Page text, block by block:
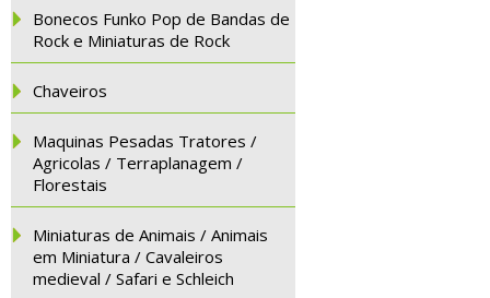
Bonecos Funko Pop de Bandas de
Rock e Miniaturas de Rock
Chaveiros
Maquinas Pesadas Tratores /
Agricolas / Terraplanagem /
Florestais
Miniaturas de Animais / Animais
em Miniatura / Cavaleiros
medieval / Safari e Schleich